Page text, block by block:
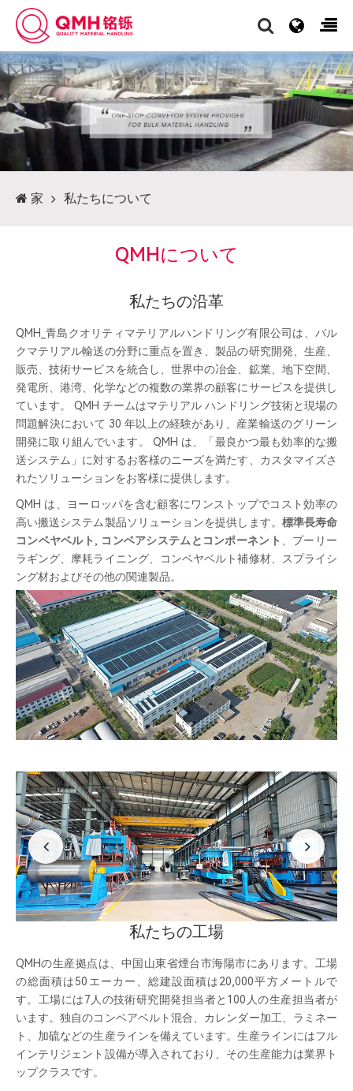
家 私たちについて
QMHについて
私たちの沿革
QMH_青島クオリティマテリアルハンドリング有限公司は、バル
クマテリアル輸送の分野に重点を置き、製品の研究開発、生産、
販売、技術サービスを統合し、世界中の冶金、鉱業、地下空間、
発電所、港湾、化学などの複数の業界の顧客にサービスを提供し
ています。 QMH チームはマテリアル ハンドリング技術と現場の
問題解決において 30 年以上の経験があり、産業輸送のグリーン
開発に取り組んでいます。 QMH は、「最良かつ最も効率的な搬
送システム」に対するお客様のニーズを満たす、カスタマイズさ
れたソリューションをお客様に提供します。
QMH は、ヨーロッパを含む顧客にワンストップでコスト効率の
高い搬送システム製品ソリューションを提供します。 標準長寿命
コンベヤベルト
コンベアシステムとコンポーネント
、プーリー
ラギング、摩耗ライニング、コンベヤベルト補修材、スプライシ
ング材およびその他の関連製品。
私たちの工場
QMHの生産拠点は、中国山東省煙台市海陽市にあります。工場
の総面積は50エーカー、総建設面積は20,000平方メートルで
す。工場には7人の技術研究開発担当者と100人の生産担当者が
います。独自のコンベアベルト混合、カレンダー加工、ラミネー
ト、加硫などの生産ラインを備えています。生産ラインにはフル
インテリジェント設備が導入されており、その生産能力は業界ト
ップクラスです。